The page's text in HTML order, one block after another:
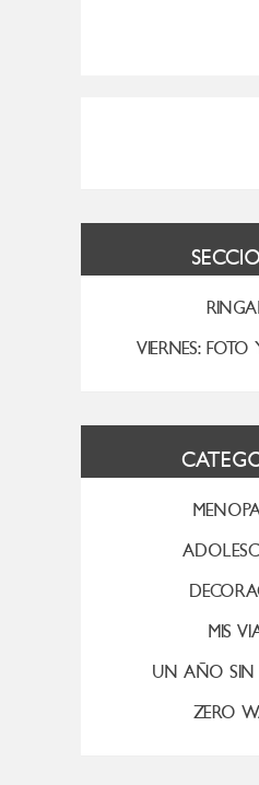
VIERNES:
MIS
UN AÑO SIN
ZERO